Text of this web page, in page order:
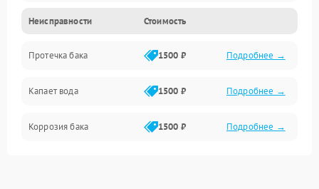
Датчики
Механика
Неисправности Стоимость
Протечка бака 1500 ₽ Подробнее →
Капает вода 1500 ₽ Подробнее →
Коррозия бака 1500 ₽ Подробнее →